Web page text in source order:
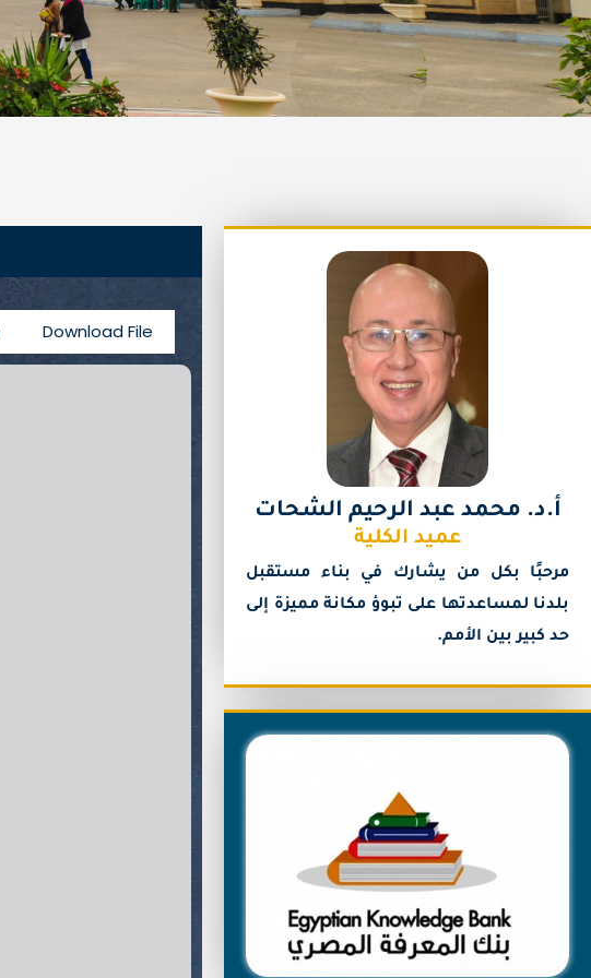
أ.د. محمد عبد الرحيم الشحات
عميد الكلية
مرحبًا بكل من يشارك في بناء مستقبل
بلدنا لمساعدتها على تبوؤ مكانة مميزة إلى
حد كبير بين الأمم.
Download File